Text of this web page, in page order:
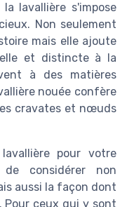
lavallière s'impose
Non seulement
mais elle ajoute
et distincte à la
à des matières
nouée confère
cravates et nœuds
pour votre
considérer non
aussi la façon dont
Pour ceux qui y sont